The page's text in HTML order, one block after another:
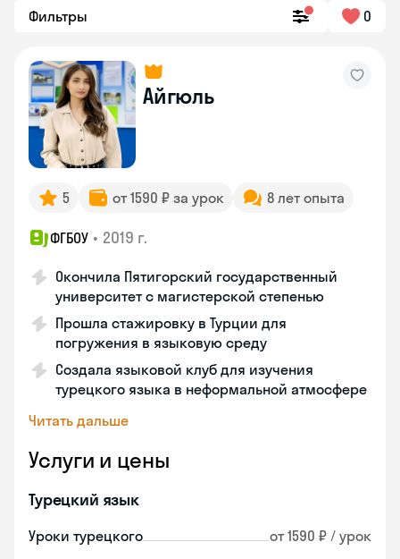
Фильтры 0
Айгюль
5 от 1590 ₽ за урок 8 лет опыта
ФГБОУ • 2019 г.
Окончила Пятигорский государственный
университет с магистерской степенью
Прошла стажировку в Турции для
погружения в языковую среду
Создала языковой клуб для изучения
турецкого языка в неформальной атмосфере
Читать дальше
Услуги и цены
Турецкий язык
Уроки турецкого от 1590 ₽ / урок